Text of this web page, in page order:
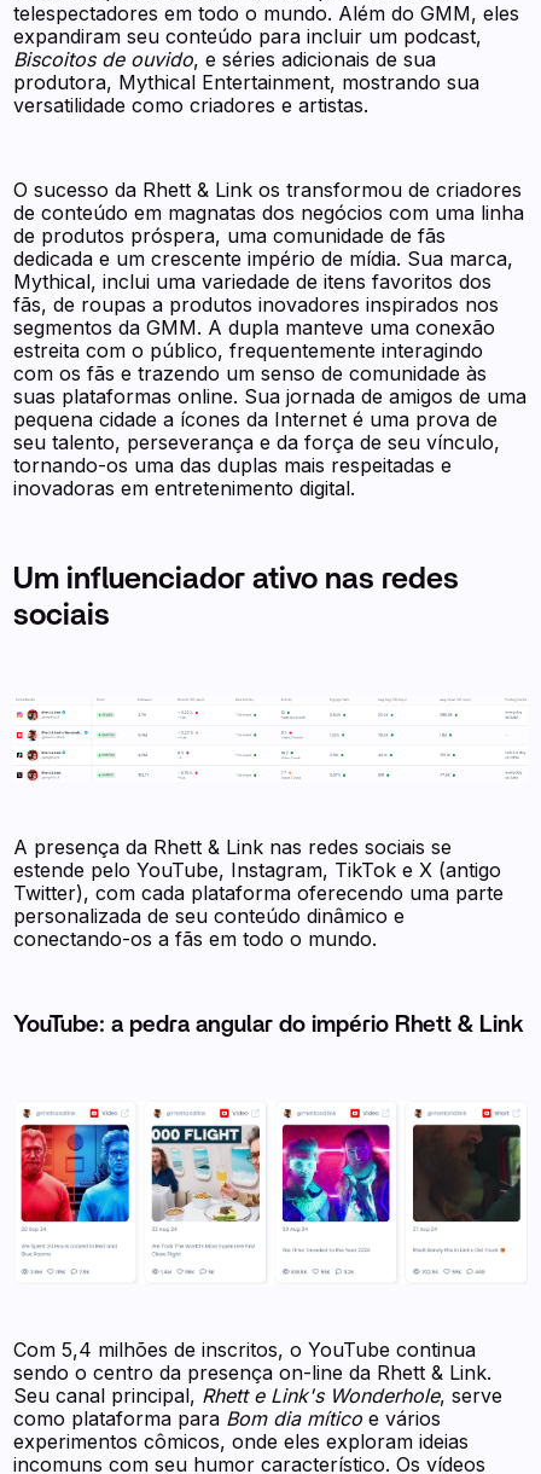
telespectadores em todo o mundo. Além do GMM, eles
expandiram seu conteúdo para incluir um podcast,
Biscoitos de ouvido, e séries adicionais de sua
produtora, Mythical Entertainment, mostrando sua
versatilidade como criadores e artistas.
O sucesso da Rhett & Link os transformou de criadores
de conteúdo em magnatas dos negócios com uma linha
de produtos próspera, uma comunidade de fãs
dedicada e um crescente império de mídia. Sua marca,
Mythical, inclui uma variedade de itens favoritos dos
fãs, de roupas a produtos inovadores inspirados nos
segmentos da GMM. A dupla manteve uma conexão
estreita com o público, frequentemente interagindo
com os fãs e trazendo um senso de comunidade às
suas plataformas online. Sua jornada de amigos de uma
pequena cidade a ícones da Internet é uma prova de
seu talento, perseverança e da força de seu vínculo,
tornando-os uma das duplas mais respeitadas e
inovadoras em entretenimento digital.
Um influenciador ativo nas redes
sociais
A presença da Rhett & Link nas redes sociais se
estende pelo YouTube, Instagram, TikTok e X (antigo
Twitter), com cada plataforma oferecendo uma parte
personalizada de seu conteúdo dinâmico e
conectando-os a fãs em todo o mundo.
YouTube: a pedra angular do império Rhett & Link
Com 5,4 milhões de inscritos, o YouTube continua
sendo o centro da presença on-line da Rhett & Link.
Seu canal principal, Rhett e Link's Wonderhole, serve
como plataforma para Bom dia mítico e vários
experimentos cômicos, onde eles exploram ideias
incomuns com seu humor característico. Os vídeos